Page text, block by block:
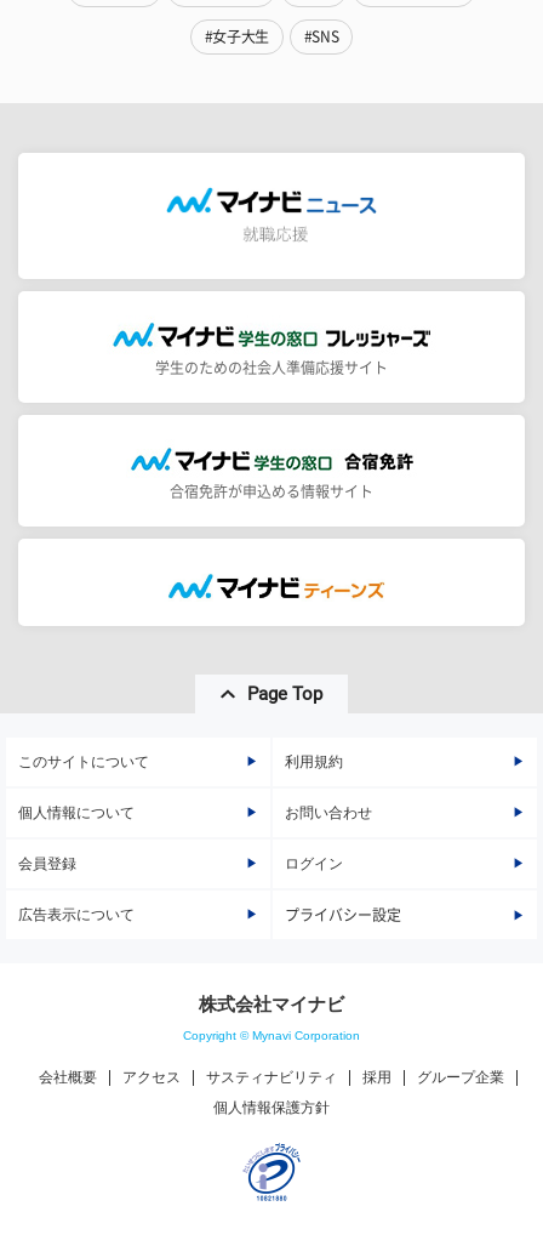
#女子大生 #SNS
学生のための社会人準備応援サイト
合宿免許が申込める情報サイト
Page Top
このサイトについて 利用規約
個人情報について お問い合わせ
会員登録 ログイン
広告表示について プライバシー設定
株式会社マイナビ
Copyright © Mynavi Corporation
会社概要 アクセス サスティナビリティ 採用
グループ企業
個人情報保護方針